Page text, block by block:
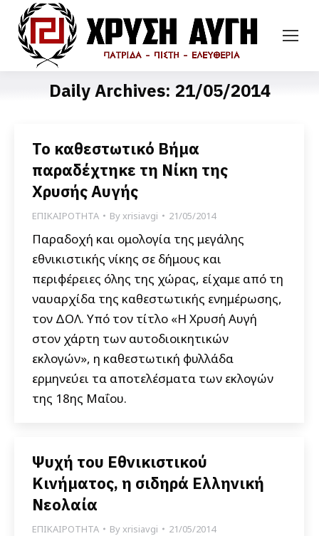
Daily Archives: 21/05/2014
Το καθεστωτικό Βήμα
παραδέχτηκε τη Νίκη της
Χρυσής Αυγής
ΕΠΙΚΑΙΡΟΤΗΤΑ Byxrisiavgi 21/05/2014
Παραδοχή και ομολογία της μεγάλης
εθνικιστικής νίκης σε δήμους και
περιφέρειες όλης της χώρας, είχαμε από τη
ναυαρχίδα της καθεστωτικής ενημέρωσης,
τον ΔΟΛ. Υπό τον τίτλο «Η Χρυσή Αυγή
στον χάρτη των αυτοδιοικητικών
εκλογών», η καθεστωτική φυλλάδα
ερμηνεύει τα αποτελέσματα των εκλογών
της 18ης Μαΐου.
Ψυχή του Εθνικιστικού
Κινήματος, η σιδηρά Ελληνική
Νεολαία
ΕΠΙΚΑΙΡΟΤΗΤΑ Byxrisiavgi 21/05/2014